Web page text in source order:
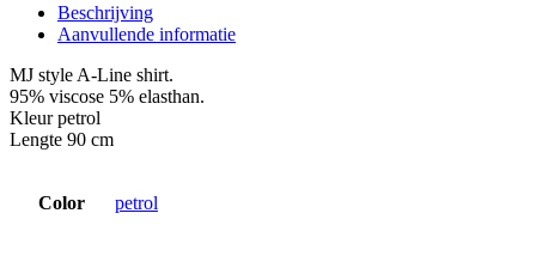
Beschrijving
Aanvullende informatie
MJ style A-Line shirt.
95% viscose 5% elasthan.
Kleur petrol
Lengte 90 cm
Color petrol